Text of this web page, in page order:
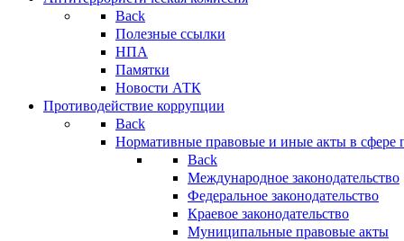
Back
Полезные ссылки
НПА
Памятки
Новости АТК
Противодействие коррупции
Back
Нормативные правовые и иные акты в сфере
Back
Международное законодательство
Федеральное законодательство
Краевое законодательство
Муниципальные правовые акты